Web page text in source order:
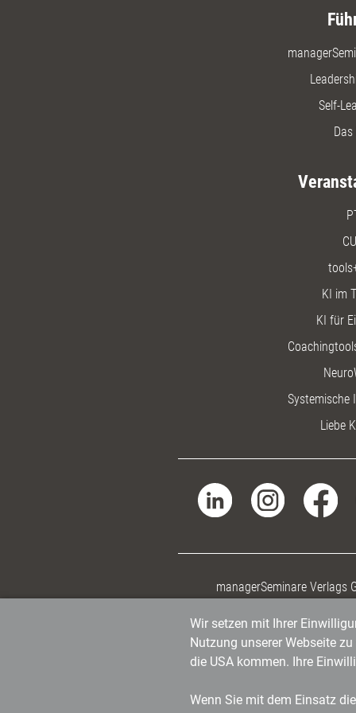
Self-
KI im
KI für
Systemische
Liebe
managerSeminare Verlags
Wir setzen mit Ihrer
Nutzung unserer Webseite
die USA kommen. Ihre
Wenn Sie mit dem Einsatz